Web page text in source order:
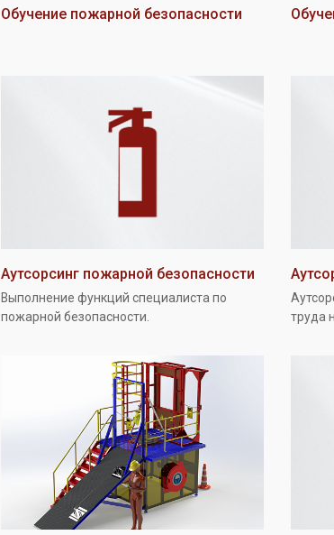
Обучение пожарной безопасности
Аутсорсинг пожарной безопасности
Выполнение функций специалиста по
пожарной безопасности.
труда